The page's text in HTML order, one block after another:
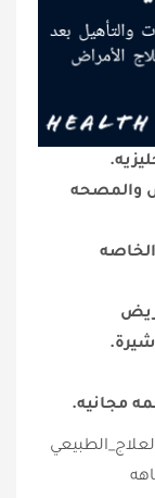
والمصحه
مجانيه.